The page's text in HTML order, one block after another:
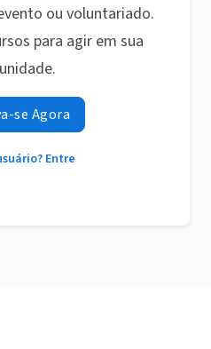
ou voluntariado.
para agir em sua
se Agora
Entre